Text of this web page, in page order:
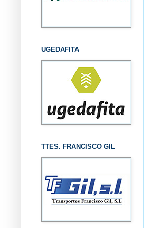
UGEDAFITA
TTES. FRANCISCO GIL